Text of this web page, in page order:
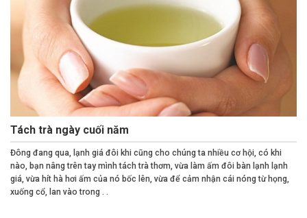
Tách trà ngày cuối năm
Đông đang qua, lạnh giá đôi khi cũng cho chúng ta nhiều cơ hội, có khi
nào, bạn nâng trên tay mình tách trà thơm, vừa làm ấm đôi bàn lạnh lạnh
giá, vừa hít hà hơi ấm của nó bốc lên, vừa để cảm nhận cái nóng từ họng,
xuống cổ, lan vào trong . .